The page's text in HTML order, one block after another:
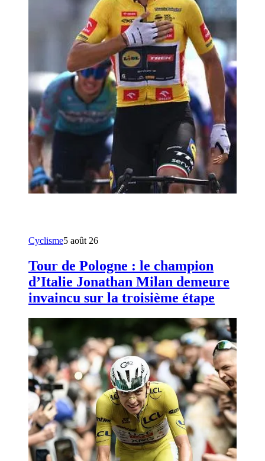
Cyclisme5 août 26
Tour de Pologne : le champion
d’Italie Jonathan Milan demeure
invaincu sur la troisième étape